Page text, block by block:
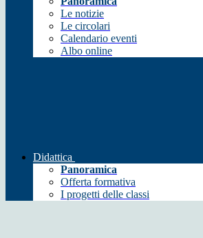
Le notizie
Le circolari
Calendario eventi
Albo online
Didattica
Panoramica
Offerta formativa
I progetti delle classi